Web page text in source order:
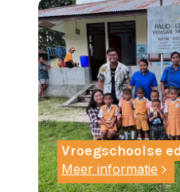
Vroegschoolse
Meer informatie